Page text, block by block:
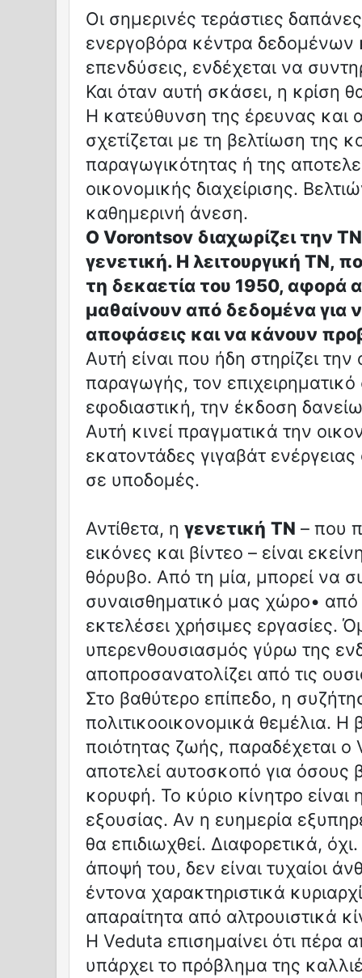
Οι σημερινές τεράστιες
ενεργοβόρα κέντρα δεδομένων
επενδύσεις, ενδέχεται να
Και όταν αυτή σκάσει, η κρίση
Η κατεύθυνση της έρευνας και
σχετίζεται με τη βελτίωση της
παραγωγικότητας ή της
οικονομικής διαχείρισης.
καθημερινή άνεση.
Ο Vorontsov διαχωρίζει την ΤΝ
γενετική. Η λειτουργική ΤΝ,
τη δεκαετία του 1950, αφορά
μαθαίνουν από δεδομένα για
αποφάσεις και να κάνουν
Αυτή είναι που ήδη στηρίζει
παραγωγής, τον
εφοδιαστική, την έκδοση
Αυτή κινεί πραγματικά την
εκατοντάδες γιγαβάτ
σε υποδομές.
Αντίθετα, η γενετική ΤΝ – που
εικόνες και βίντεο – είναι
θόρυβο. Από τη μία, μπορεί να
συναισθηματικό μας χώρο•
εκτελέσει χρήσιμες εργασίες.
υπερενθουσιασμός γύρω της
αποπροσανατολίζει από τις
Στο βαθύτερο επίπεδο, η
πολιτικοοικονομικά θεμέλια. Η
ποιότητας ζωής, παραδέχεται ο
αποτελεί αυτοσκοπό για όσους
κορυφή. Το κύριο κίνητρο είναι
εξουσίας. Αν η ευημερία
θα επιδιωχθεί. Διαφορετικά,
άποψή του, δεν είναι τυχαίοι
έντονα χαρακτηριστικά
απαραίτητα από αλτρουιστικά
Η Veduta επισημαίνει ότι πέρα
υπάρχει το πρόβλημα της